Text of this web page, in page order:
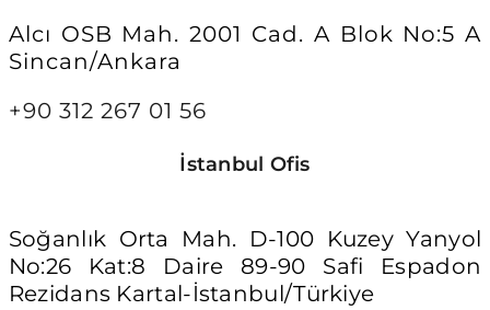
Alcı OSB Mah. 2001 Cad. A Blok No:5 A
Sincan/Ankara
+90 312 267 01 56
İstanbul Ofis
Soğanlık Orta Mah. D-100 Kuzey Yanyol
No:26 Kat:8 Daire 89-90 Safi Espadon
Rezidans Kartal-İstanbul/Türkiye